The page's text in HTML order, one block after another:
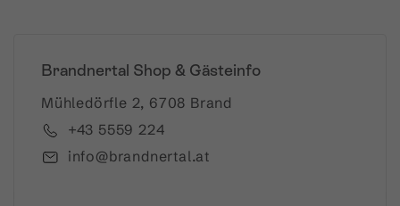
Brandnertal Shop & Gästeinfo
Mühledörfle 2, 6708 Brand
+43 5559 224
info@brandnertal.at